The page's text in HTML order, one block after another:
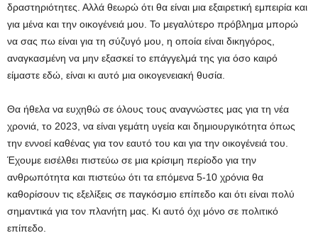
δραστηριότητες. Αλλά θεωρώ ότι θα είναι μια εξαιρετική εμπειρία και
για μένα και την οικογένειά μου. Το μεγαλύτερο πρόβλημα μπορώ
να σας πω είναι για τη σύζυγό μου, η οποία είναι δικηγόρος,
αναγκασμένη να μην εξασκεί το επάγγελμά της για όσο καιρό
είμαστε εδώ, είναι κι αυτό μια οικογενειακή θυσία.
Θα ήθελα να ευχηθώ σε όλους τους αναγνώστες μας για τη νέα
χρονιά, το 2023, να είναι γεμάτη υγεία και δημιουργικότητα όπως
την εννοεί καθένας για τον εαυτό του και για την οικογένειά του.
Έχουμε εισέλθει πιστεύω σε μια κρίσιμη περίοδο για την
ανθρωπότητα και πιστεύω ότι τα επόμενα 5-10 χρόνια θα
καθορίσουν τις εξελίξεις σε παγκόσμιο επίπεδο και ότι είναι πολύ
σημαντικά για τον πλανήτη μας. Κι αυτό όχι μόνο σε πολιτικό
επίπεδο.